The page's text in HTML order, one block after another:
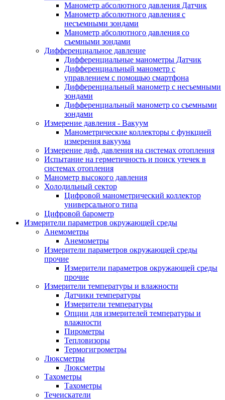
Манометр абсолютного давления Датчик
Манометр абсолютного давления с
несъемными зондами
Манометр абсолютного давления со
съемными зондами
Дифференциальное давление
Дифференциальные манометры Датчик
Дифференциальный манометр c
управлением с помощью смартфона
Дифференциальный манометр с несъемными
зондами
Дифференциальный манометр со съемными
зондами
Измерение давления - Вакуум
Манометрические коллекторы с функцией
измерения вакуума
Измерение диф. давления на системах отопления
Испытание на герметичность и поиск утечек в
системах отопления
Манометр высокого давления
Холодильный сектор
Цифровой манометрический коллектор
универсального типа
Цифровой барометр
Измерители параметров окружающей среды
Анемометры
Анемометры
Измерители параметров окружающей среды
прочие
Измерители параметров окружающей среды
прочие
Измерители температуры и влажности
Датчики температуры
Измерители температуры
Опции для измерителей температуры и
влажности
Пирометры
Тепловизоры
Термогигрометры
Люксметры
Люксметры
Тахометры
Тахометры
Течеискатели